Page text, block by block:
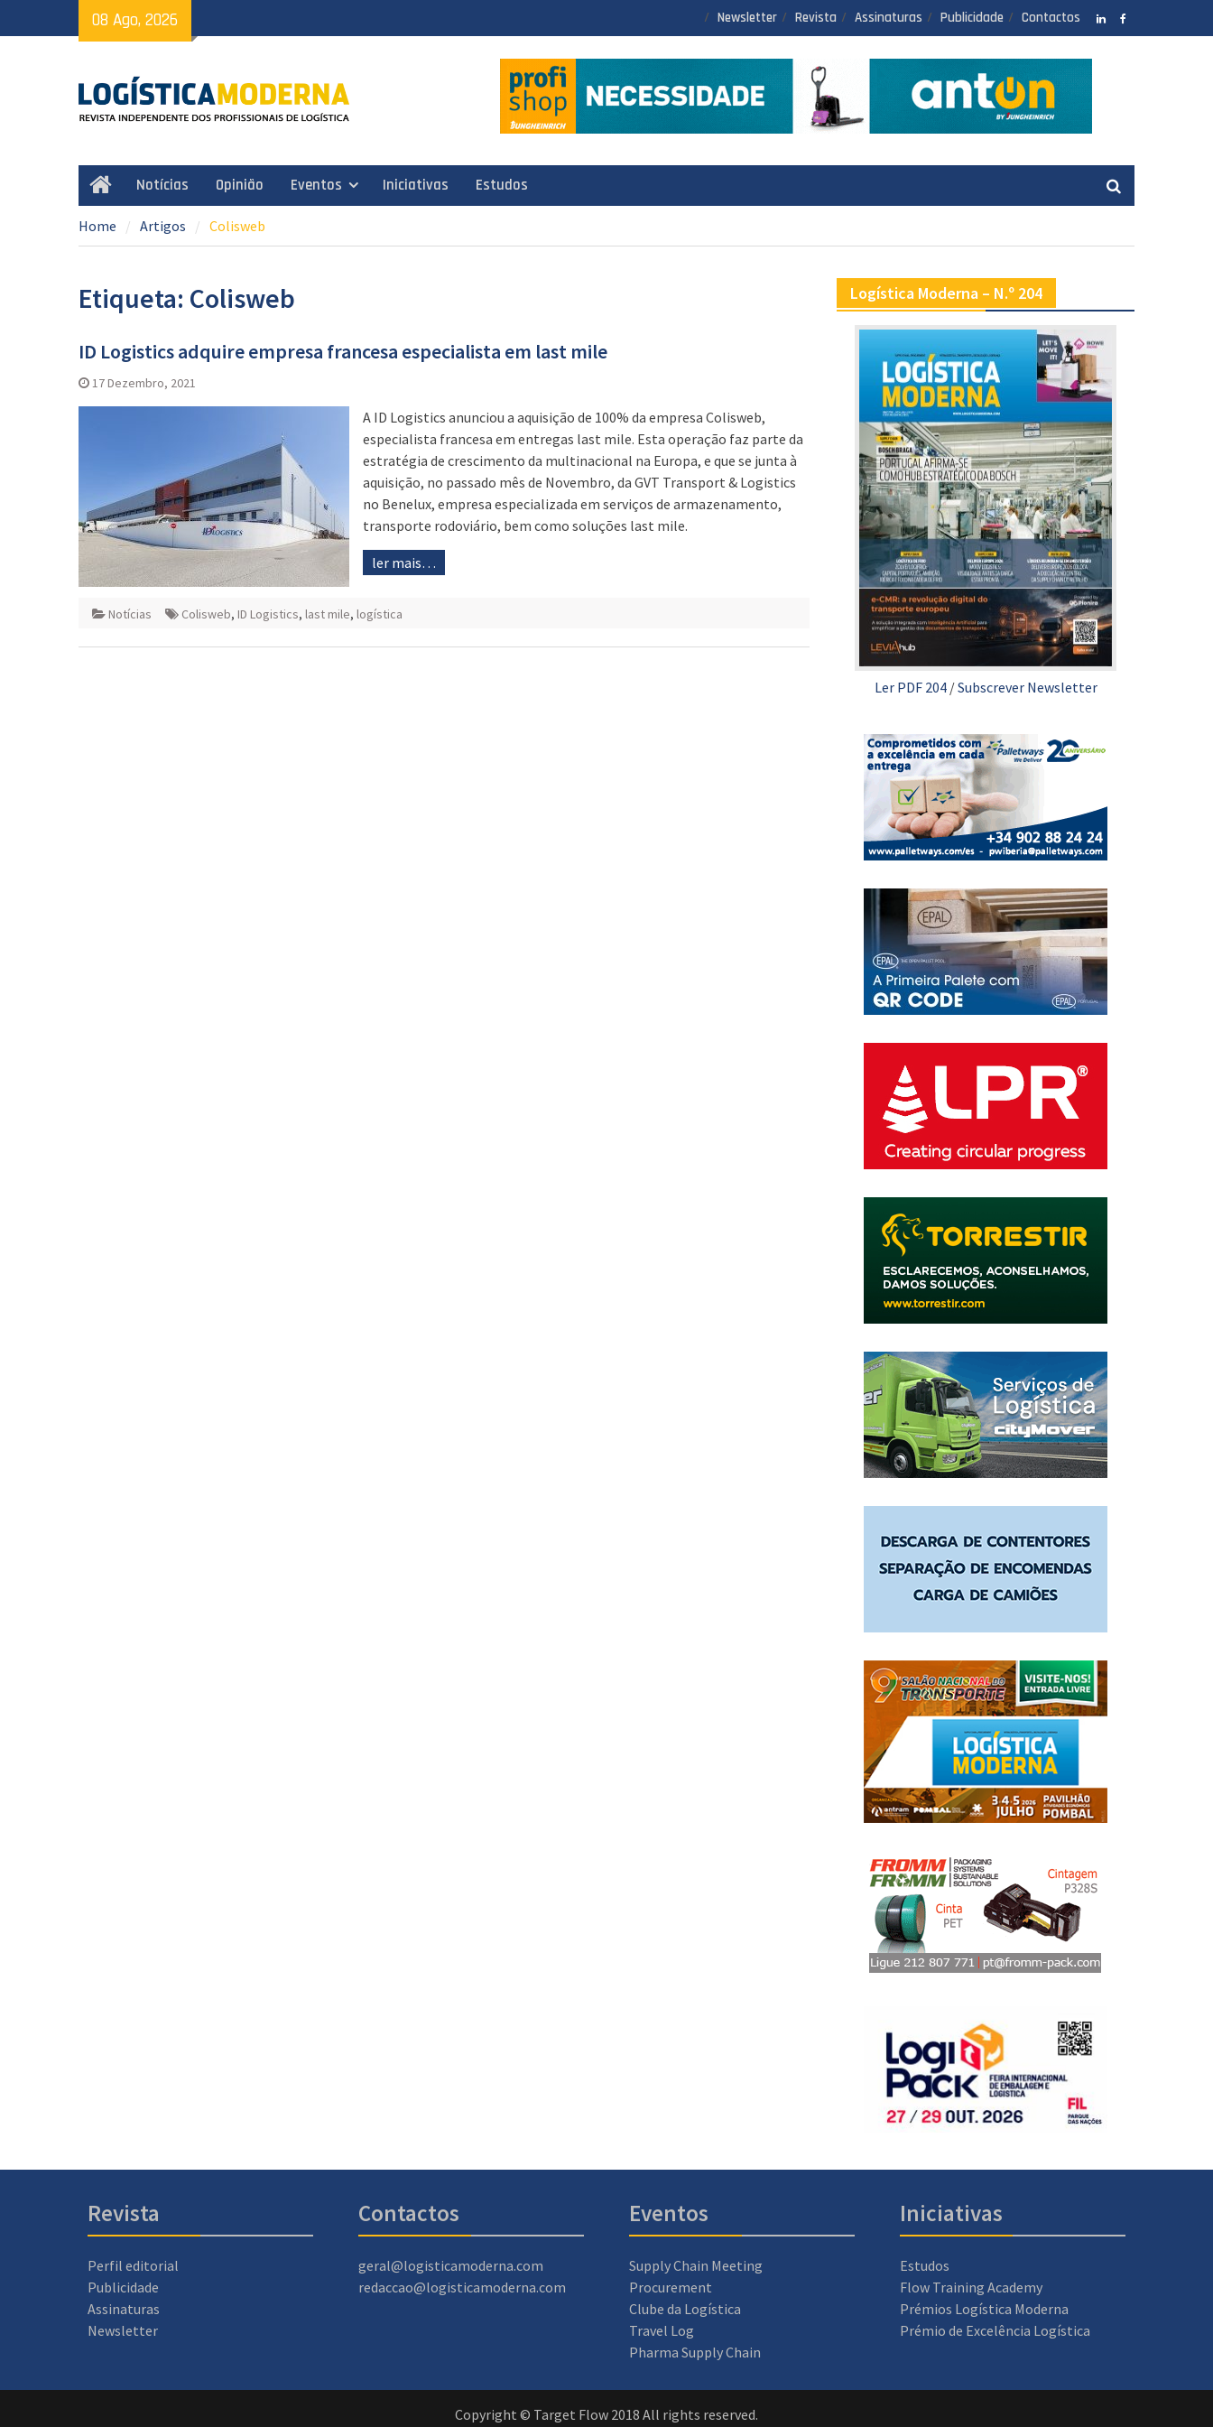
to
08 Ago, 2026 Newsletter Revista Assinaturas Publicidade Contactos
HomeNotícias Opinião Eventos Iniciativas Estudos
Home Artigos Colisweb
Etiqueta: Colisweb
ID Logistics adquire empresa francesa especialista em last mile
17 Dezembro, 2021
A ID Logistics anunciou a aquisição de 100% da empresa Colisweb,
especialista francesa em entregas last mile. Esta operação faz parte da
estratégia de crescimento da multinacional na Europa, e que se junta à
aquisição, no passado mês de Novembro, da GVT Transport & Logistics
no Benelux, empresa especializada em serviços de armazenamento,
transporte rodoviário, bem como soluções last mile.
ler mais…
Notícias Colisweb, ID Logistics, last mile, logística
Logística Moderna – N.º 204
Ler PDF 204/Subscrever Newsletter
Revista
Perfil editorial
Publicidade
Assinaturas
Newsletter
Contactos
geral@logisticamoderna.com
redaccao@logisticamoderna.com
Eventos
Supply Chain Meeting
Procurement
Clube da Logística
Travel Log
Pharma Supply Chain
Iniciativas
Estudos
Flow Training Academy
Prémios Logística Moderna
Prémio de Excelência Logística
Copyright © Target Flow 2018 All rights reserved.